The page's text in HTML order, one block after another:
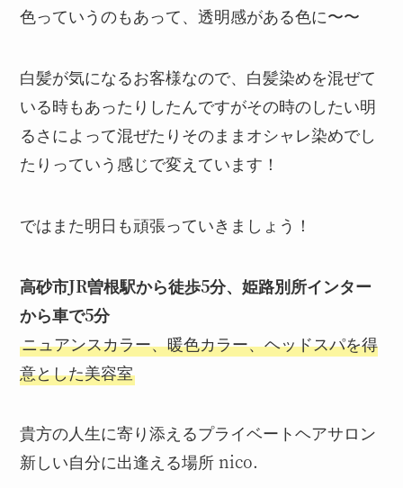
色っていうのもあって、透明感がある色に〜〜
白髪が気になるお客様なので、白髪染めを混ぜて
いる時もあったりしたんですがその時のしたい明
るさによって混ぜたりそのままオシャレ染めでし
たりっていう感じで変えています！
ではまた明日も頑張っていきましょう！
高砂市JR曽根駅から徒歩5分、姫路別所インター
から車で5分
ニュアンスカラー、暖色カラー、ヘッドスパを得
意とした美容室
貴方の人生に寄り添えるプライベートヘアサロン
新しい自分に出逢える場所 nico.